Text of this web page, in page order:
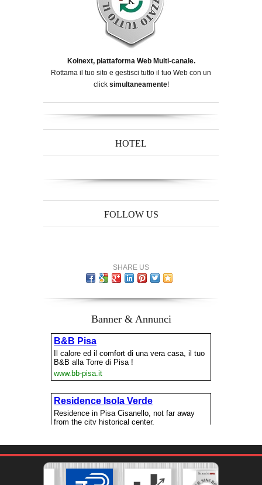
Koinext, piattaforma Web Multi-canale.
Rottama il tuo sito e gestisci tutto il tuo Web con un
click simultaneamente!
HOTEL
FOLLOW US
SHARE US
Banner & Annunci